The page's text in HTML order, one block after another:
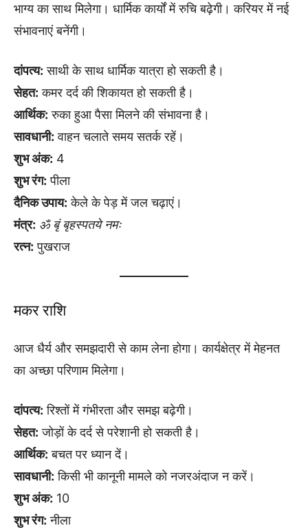
भाग्य का साथ मिलेगा। धार्मिक कार्यों में रुचि बढ़ेगी। करियर में नई
संभावनाएं बनेंगी।
दांपत्य: साथी के साथ धार्मिक यात्रा हो सकती है।
सेहत: कमर दर्द की शिकायत हो सकती है।
आर्थिक: रुका हुआ पैसा मिलने की संभावना है।
सावधानी: वाहन चलाते समय सतर्क रहें।
शुभ अंक: 4
शुभ रंग: पीला
दैनिक उपाय: केले के पेड़ में जल चढ़ाएं।
मंत्र: ॐ बृं बृहस्पतये नमः
रत्न: पुखराज
मकर राशि
आज धैर्य और समझदारी से काम लेना होगा। कार्यक्षेत्र में मेहनत
का अच्छा परिणाम मिलेगा।
दांपत्य: रिश्तों में गंभीरता और समझ बढ़ेगी।
सेहत: जोड़ों के दर्द से परेशानी हो सकती है।
आर्थिक: बचत पर ध्यान दें।
सावधानी: किसी भी कानूनी मामले को नजरअंदाज न करें।
शुभ अंक: 10
शुभ रंग: नीला